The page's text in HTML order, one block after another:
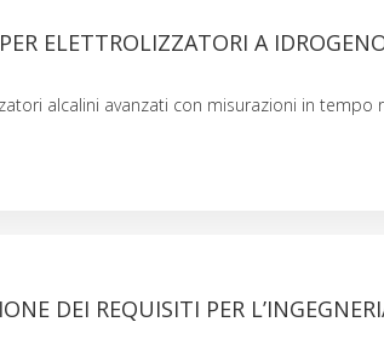
ELETTROLIZZATORI A
alcalini avanzati con misurazioni in tempo
DEI REQUISITI PER